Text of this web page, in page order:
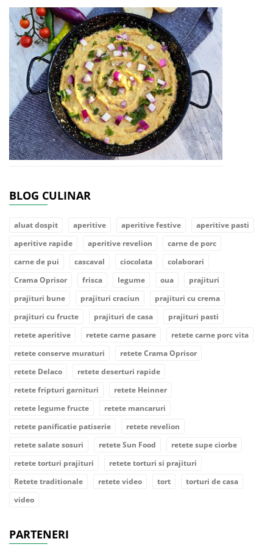
BLOG CULINAR
aluat dospit aperitive aperitive festive
aperitive pasti
aperitive rapide
aperitive revelion
carne de porc
carne de pui
cascaval ciocolata
colaborari
Crama Oprisor
frisca legume oua
prajituri
prajituri bune
prajituri craciun
prajituri cu crema
prajituri cu fructe
prajituri de casa
prajituri pasti
retete aperitive
retete carne pasare
retete carne porc vita
retete conserve muraturi
retete Crama Oprisor
retete Delaco
retete deserturi rapide
retete fripturi garnituri
retete Heinner
retete legume fructe
retete mancaruri
retete panificatie patiserie
retete revelion
retete salate sosuri
retete Sun Food
retete supe ciorbe
retete torturi prajituri
retete torturi si prajituri
Retete traditionale
retete video tort
torturi de casa
video
PARTENERI